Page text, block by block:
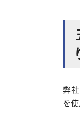
弊
を